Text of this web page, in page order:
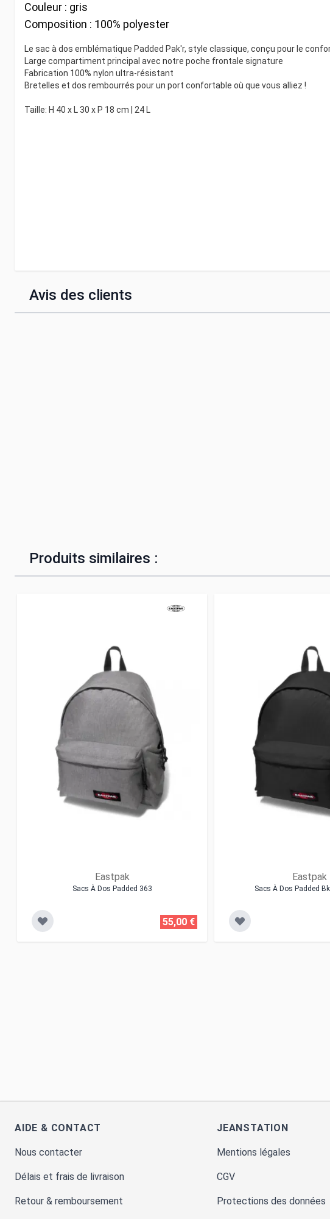
Couleur : gris
Composition : 100% polyester
Le sac à dos emblématique Padded Pak'r, style classique, conçu pour le
Large compartiment principal avec notre poche frontale signature
Fabrication 100% nylon ultra-résistant
Bretelles et dos rembourrés pour un port confortable où que vous alliez !
Taille: H 40 x L 30 x P 18 cm | 24 L
Avis des clients
Produits similaires :
Eastpak
Sacs À Dos Padded 363
55,00 €
Eastpak
Sacs À Dos Padded
AIDE & CONTACT
Nous contacter
Délais et frais de livraison
Retour & remboursement
JEANSTATION
Mentions légales
CGV
Protections des données